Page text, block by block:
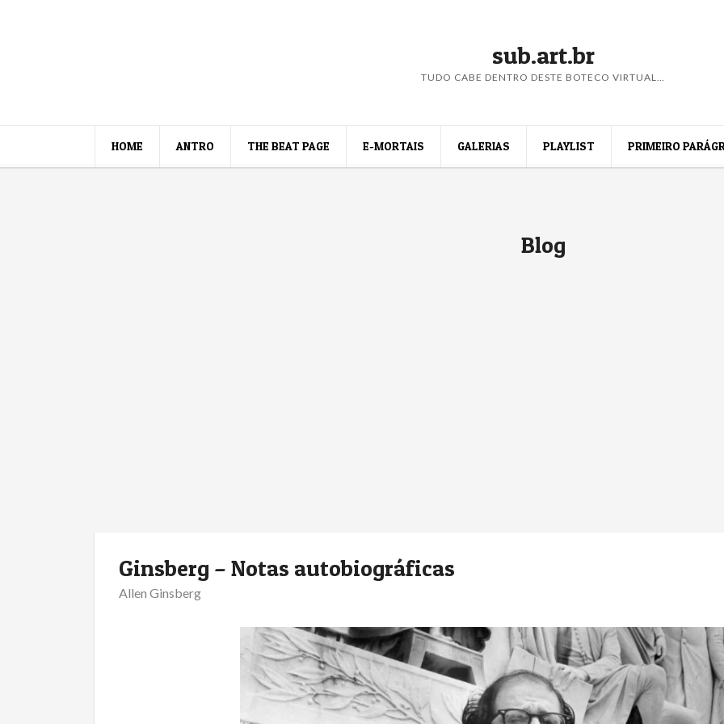
sub.art.br
TUDO CABE DENTRO DESTE BOTECO VIRTUAL…
HOME ANTRO THE BEAT PAGE E-MORTAIS GALERIAS PLAYLIST PRIMEIRO
Blog
Ginsberg – Notas autobiográficas
Allen Ginsberg